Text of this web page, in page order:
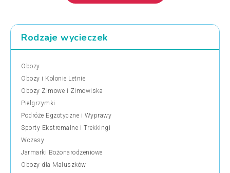
Rodzaje wycieczek
Obozy
Obozy i Kolonie Letnie
Obozy Zimowe i Zimowiska
Pielgrzymki
Podróże Egzotyczne i Wyprawy
Sporty Ekstremalne i Trekkingi
Wczasy
Jarmarki Bożonarodzeniowe
Obozy dla Maluszków